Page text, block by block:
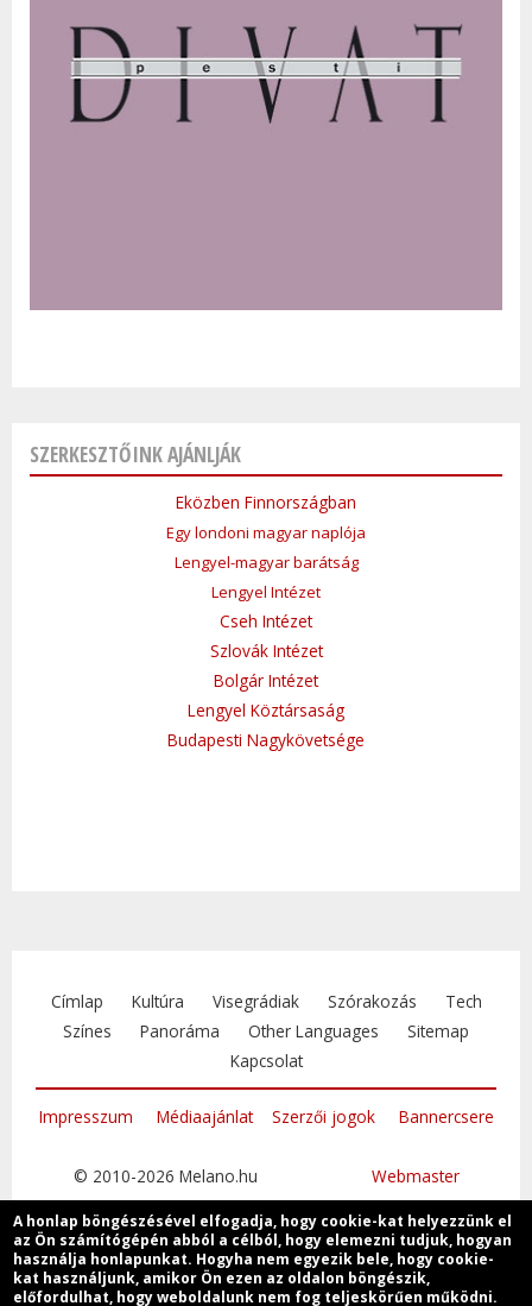
SZERKESZTŐINK AJÁNLJÁK
Eközben Finnországban
Egy londoni magyar naplója
Lengyel-magyar barátság
Lengyel Intézet
Cseh Intézet
Szlovák Intézet
Bolgár Intézet
Lengyel Köztársaság
Budapesti Nagykövetsége
Címlap Kultúra Visegrádiak Szórakozás
Tech
Színes
Panoráma Other Languages
Sitemap
Kapcsolat
Impresszum Médiaajánlat Szerzői jogok Bannercsere
© 2010-2026 Melano.hu Webmaster
Csatlakozzon
A honlap böngészésével elfogadja, hogy cookie-kat helyezzünk el
az Ön számítógépén abból a célból, hogy elemezni tudjuk, hogyan
használja honlapunkat. Hogyha nem egyezik bele, hogy cookie-
kat használjunk, amikor Ön ezen az oldalon böngészik,
előfordulhat, hogy weboldalunk nem fog teljeskörűen működni.